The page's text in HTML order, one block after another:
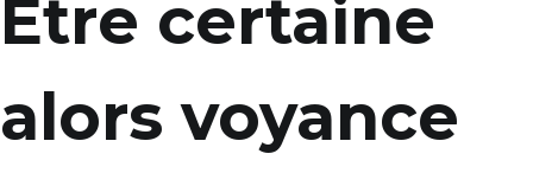
Etre certaine
alors voyance